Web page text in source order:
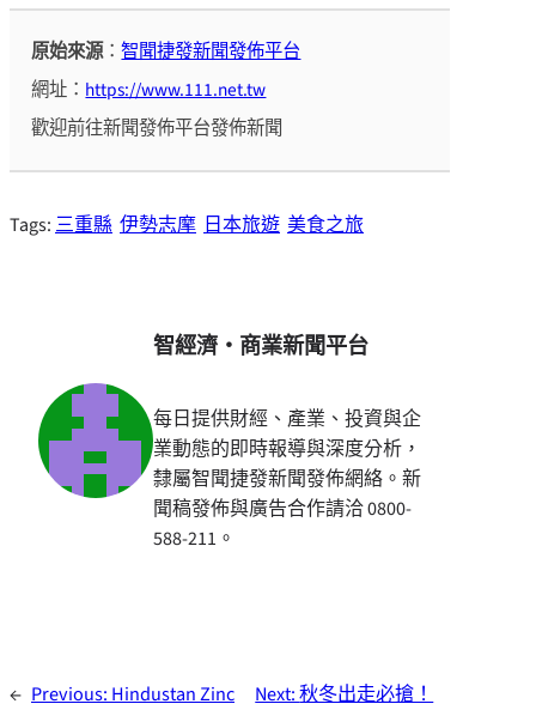
原始來源：智聞捷發新聞發佈平台
網址： https://www.111.net.tw
歡迎前往新聞發佈平台發佈新聞
Tags: 三重縣 伊勢志摩 日本旅遊 美食之旅
智經濟・商業新聞平台
每日提供財經、產業、投資與企
業動態的即時報導與深度分析，
隸屬智聞捷發新聞發佈網絡。新
聞稿發佈與廣告合作請洽 0800-
588-211。
← Previous: Hindustan Zinc
Next:秋冬出走必搶！